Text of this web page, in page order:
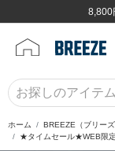
8,800
ほぼ
8,800
ほぼ
ホーム BREEZE（ブリーズ
★タイムセール★WEB限